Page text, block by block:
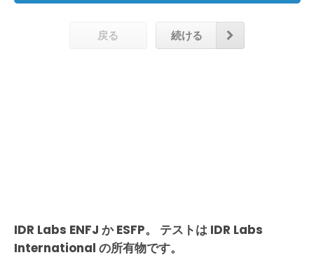
戻る 続ける
IDR Labs ENFJ か ESFP。 テストは IDR Labs
International の所有物です。